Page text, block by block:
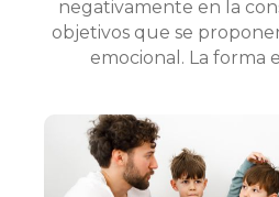
negativamente en la
objetivos que se
emocional. La forma